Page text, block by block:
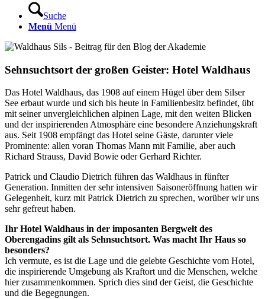
Suche
Menü Menü
Sehnsuchtsort der großen Geister: Hotel Waldhaus
Das Hotel Waldhaus, das 1908 auf einem Hügel über dem Silser
See erbaut wurde und sich bis heute in Familienbesitz befindet, übt
mit seiner unvergleichlichen alpinen Lage, mit den weiten Blicken
und der inspirierenden Atmosphäre eine besondere Anziehungskraft
aus. Seit 1908 empfängt das Hotel seine Gäste, darunter viele
Prominente: allen voran Thomas Mann mit Familie, aber auch
Richard Strauss, David Bowie oder Gerhard Richter.
Patrick und Claudio Dietrich führen das Waldhaus in fünfter
Generation. Inmitten der sehr intensiven Saisoneröffnung hatten wir
Gelegenheit, kurz mit Patrick Dietrich zu sprechen, worüber wir uns
sehr gefreut haben.
Ihr Hotel Waldhaus in der imposanten Bergwelt des
Oberengadins gilt als Sehnsuchtsort. Was macht Ihr Haus so
besonders?
Ich vermute, es ist die Lage und die gelebte Geschichte vom Hotel,
die inspirierende Umgebung als Kraftort und die Menschen, welche
hier zusammenkommen. Sprich dies sind der Geist, die Geschichte
und die Begegnungen.